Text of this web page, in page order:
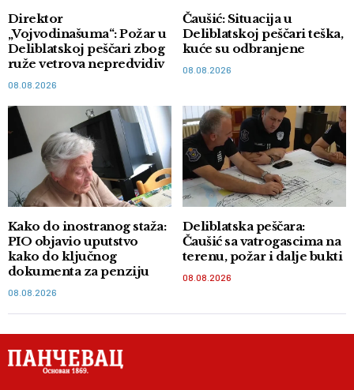
Direktor
„Vojvodinašuma“: Požar u
Deliblatskoj peščari zbog
ruže vetrova nepredvidiv
08.08.2026
Čaušić: Situacija u
Deliblatskoj peščari teška,
kuće su odbranjene
08.08.2026
Kako do inostranog staža:
PIO objavio uputstvo
kako do ključnog
dokumenta za penziju
08.08.2026
Deliblatska peščara:
Čaušić sa vatrogascima na
terenu, požar i dalje bukti
08.08.2026